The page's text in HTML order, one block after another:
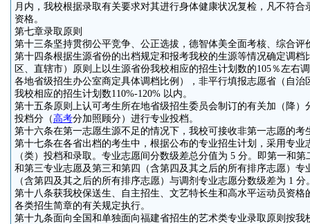
月内，我校根据录取有关要求对其进行身体健康状况复检，凡不符
资格。
第七章录取原则
第十三条坚持贯彻公平竞争、公正选拔，德智体美全面考核、综合评
第十四条根据生源省份的出档规定和报考我校的生源等情况确定调档
区、直辖市）原则上以生源省份我校相应的招生计划数的105％左右
各地省级招生办公室商定具体调档比例），非平行填报志愿省（自治
我校相应的招生计划数110%-120% 以内。
第十五条原则上认可考生所在地省级招生委员会制订的有关加（降）
投档分（高考分加照顾分）进行专业投档。
第十六条在第一志愿生源不足的情况下，我校可接收非第一志愿的考
第十七条在各省出档的考生中，根据公布的专业招生计划，采用专业
（类）投档和录取。专业志愿间分数级差总分值为 5 分。即第一和
和第三专业志愿及第三和第四（含第四及其之后的所有排序志愿）专
（含第四及其之后的所有排序志愿）与调剂专业志愿分数级差为 1 分
第十八条获我校保送生、自主招生、文艺特长生和高水平运动员资格
各类招生简章的有关规定执行。
第十九条面向全国和单独面向福建省招生的艺术类专业录取原则按我